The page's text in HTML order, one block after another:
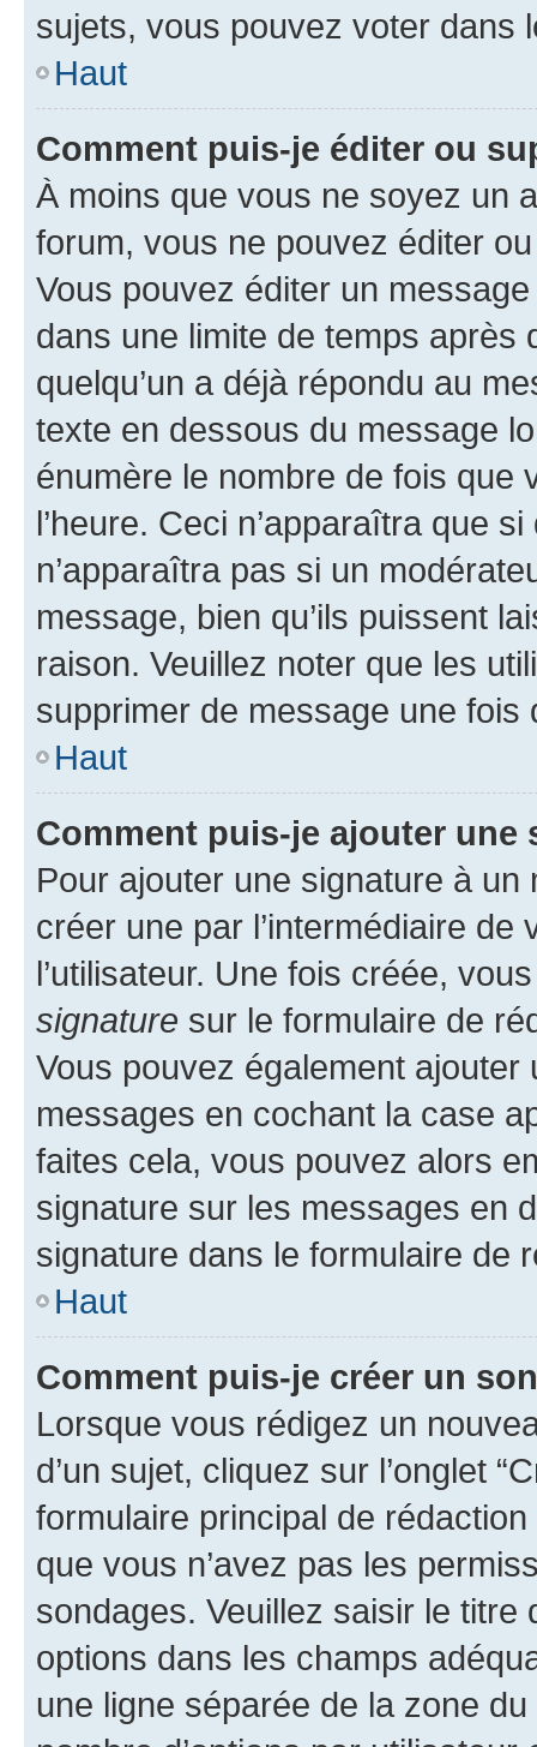
sujets, vous pouvez voter dans
Haut
Comment puis-je éditer ou
À moins que vous ne soyez un
forum, vous ne pouvez éditer
Vous pouvez éditer un
dans une limite de temps après
quelqu’un a déjà répondu au
texte en dessous du message
énumère le nombre de fois que
l’heure. Ceci n’apparaîtra que
n’apparaîtra pas si un
message, bien qu’ils puissent
raison. Veuillez noter que les
supprimer de message une fois
Haut
Comment puis-je ajouter une
Pour ajouter une signature à un
créer une par l’intermédiaire
l’utilisateur. Une fois créée,
signature sur le formulaire de
Vous pouvez également
messages en cochant la case
faites cela, vous pouvez alors
signature sur les messages en
signature dans le formulaire de
Haut
Comment puis-je créer un
Lorsque vous rédigez un
d’un sujet, cliquez sur l’onglet
formulaire principal de
que vous n’avez pas les
sondages. Veuillez saisir le
options dans les champs
une ligne séparée de la zone